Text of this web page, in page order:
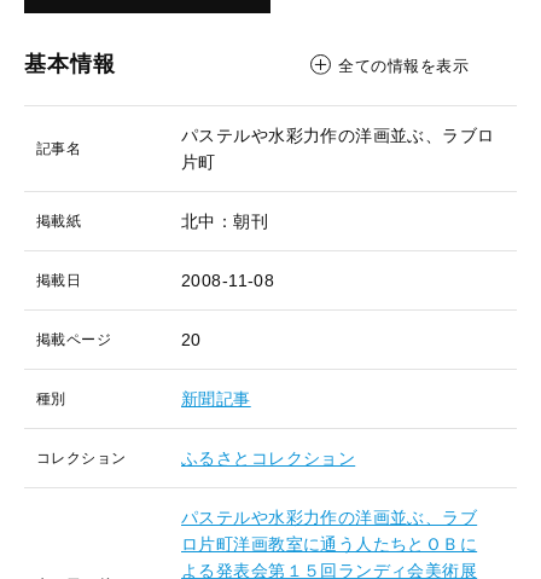
基本情報 全ての情報を表示
記事名
パステルや水彩力作の洋画並ぶ、ラブロ
片町
掲載紙 北中：朝刊
掲載日 2008-11-08
掲載ページ 20
種別 新聞記事
コレクション ふるさとコレクション
パステルや水彩力作の洋画並ぶ、ラブ
ロ片町洋画教室に通う人たちとＯＢに
よる発表会第１５回ランディ会美術展